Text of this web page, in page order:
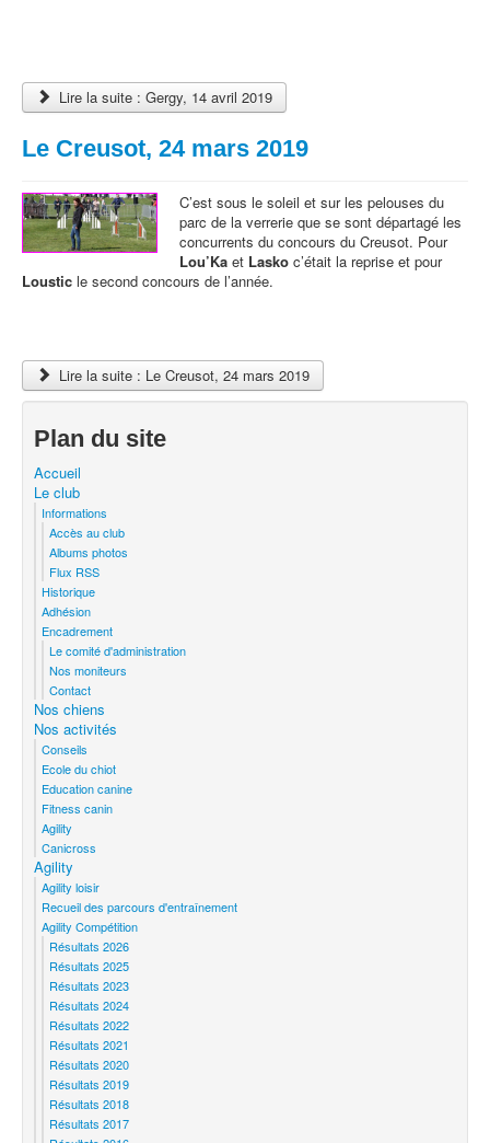
Lire la suite : Gergy, 14 avril 2019
Le Creusot, 24 mars 2019
C’est sous le soleil et sur les pelouses du
parc de la verrerie que se sont départagé les
concurrents du concours du Creusot. Pour
Lou’Ka et Lasko c’était la reprise et pour
Loustic le second concours de l’année.
Lire la suite : Le Creusot, 24 mars 2019
Plan du site
Accueil
Le club
Informations
Accès au club
Albums photos
Flux RSS
Historique
Adhésion
Encadrement
Le comité d'administration
Nos moniteurs
Contact
Nos chiens
Nos activités
Conseils
Ecole du chiot
Education canine
Fitness canin
Agility
Canicross
Agility
Agility loisir
Recueil des parcours d'entraînement
Agility Compétition
Résultats 2026
Résultats 2025
Résultats 2023
Résultats 2024
Résultats 2022
Résultats 2021
Résultats 2020
Résultats 2019
Résultats 2018
Résultats 2017